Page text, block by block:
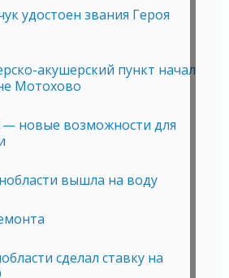
удостоен звания Героя
акушерский пункт начал
Мотохово
новые возможности для
вышла на воду
сделал ставку на